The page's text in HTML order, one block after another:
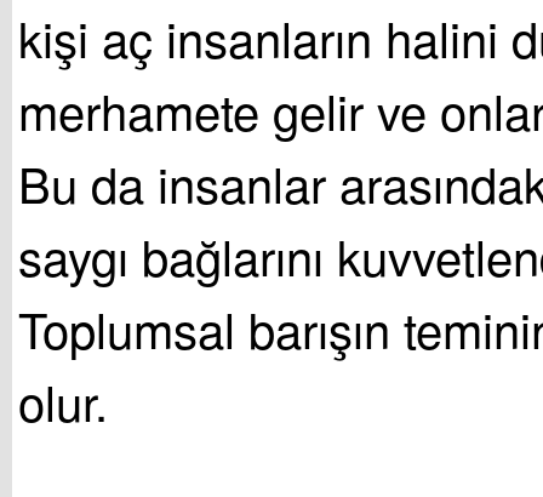
kişi aç insanların halini
merhamete gelir ve
Bu da insanlar
saygı bağlarını
Toplumsal barışın
olur.